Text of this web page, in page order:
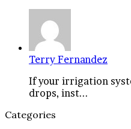
Terry Fernandez
If your irrigation
drops, inst...
Categories